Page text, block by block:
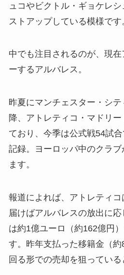
ュコやビクトル・ギョケレ
ストアップしている模様です
中でも注目されるのが、現
ーするアルバレス。
昨夏にマンチェスター・シ
降、アトレティコ・マドリ
ており、今季は公式戦54試
記録。ヨーロッパ中のクラ
ます。
報道によれば、アトレティ
届けばアルバレスの放出に
は約1億ユーロ（約162億円
す。昨年支払った移籍金（
回る形での売却を狙っている